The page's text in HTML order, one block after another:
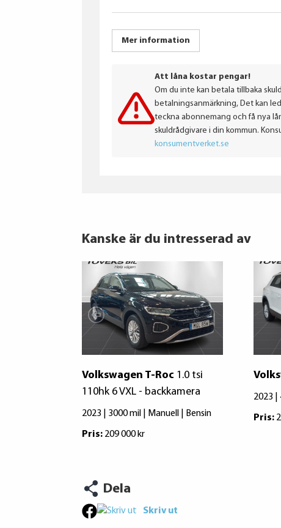
Mer information
Att låna kostar pengar!
Om du inte kan betala tillbaka
betalningsanmärkning, Det kan
teckna abonnemang och få nya
skuldrådgivare i din kommun.
konsumentverket.se
Kanske är du intresserad av
Volkswagen T-Roc 1.0 tsi
110hk 6 VXL - backkamera
2023 | 3000 mil | Manuell | Bensin
Pris:209 000 kr
2023 |
Pris:
Dela
Skriv ut